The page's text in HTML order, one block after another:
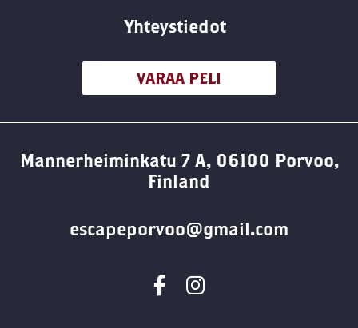
Yhteystiedot
VARAA PELI
Mannerheiminkatu 7 A, 06100 Porvoo,
Finland
escapeporvoo@gmail.com